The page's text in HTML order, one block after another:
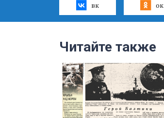
вк ок
Читайте также